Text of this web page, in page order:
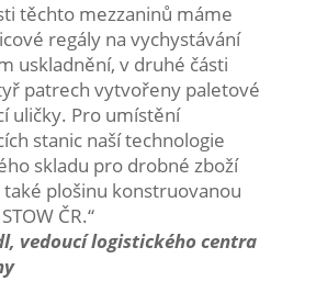
těchto mezzaninů máme
regály na vychystávání
uskladnění, v druhé části
patrech vytvořeny paletové
uličky. Pro umístění
stanic naší technologie
skladu pro drobné zboží
plošinu konstruovanou
ČR.“
vedoucí logistického centra